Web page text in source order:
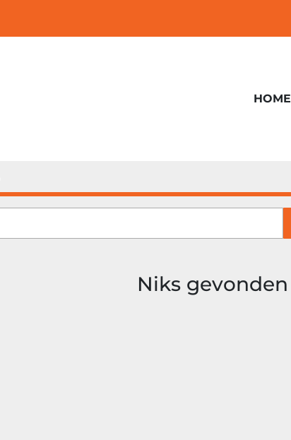
HOME
Niks gevonden